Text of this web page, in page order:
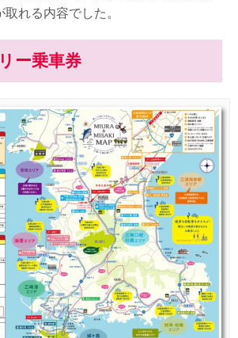
れる内容でした。
ー乗車券